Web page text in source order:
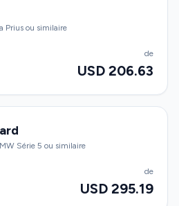
Prius ou similaire
de
USD 206.63
Série 5 ou similaire
de
USD 295.19